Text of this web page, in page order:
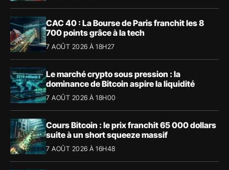
CAC 40 : La Bourse de Paris franchit les 8
700 points grâce à la tech
7 AOÛT 2026 À 18H27
Le marché crypto sous pression : la
dominance de Bitcoin aspire la liquidité
7 AOÛT 2026 À 18H00
Cours Bitcoin : le prix franchit 65 000 dollars
suite à un short squeeze massif
7 AOÛT 2026 À 16H48